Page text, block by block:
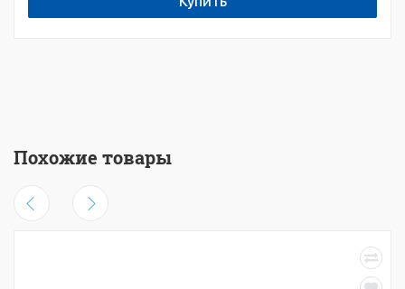
Похожие товары